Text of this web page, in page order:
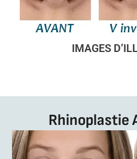
IMAGES
Rhinoplastie